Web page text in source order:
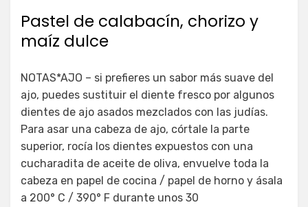
Pastel de calabacín, chorizo y
maíz dulce
NOTAS*AJO – si prefieres un sabor más suave del
ajo, puedes sustituir el diente fresco por algunos
dientes de ajo asados mezclados con las judías.
Para asar una cabeza de ajo, córtale la parte
superior, rocía los dientes expuestos con una
cucharadita de aceite de oliva, envuelve toda la
cabeza en papel de cocina / papel de horno y ásala
a 200° C / 390° F durante unos 30